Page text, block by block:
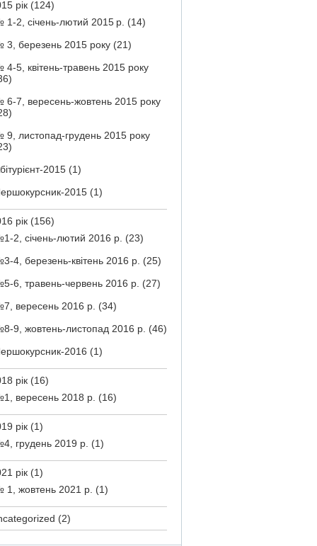
рік (124)
1-2, січень-лютий 2015 р. (14)
3, березень 2015 року (21)
4-5, квітень-травень 2015 року
6-7, вересень-жовтень 2015 року
9, листопад-грудень 2015 року
2015 (1)
2015 (1)
рік (156)
2, січень-лютий 2016 р. (23)
4, березень-квітень 2016 р. (25)
6, травень-червень 2016 р. (27)
вересень 2016 р. (34)
9, жовтень-листопад 2016 р. (46)
2016 (1)
рік (16)
вересень 2018 р. (16)
рік (1)
грудень 2019 р. (1)
рік (1)
1, жовтень 2021 р. (1)
(2)